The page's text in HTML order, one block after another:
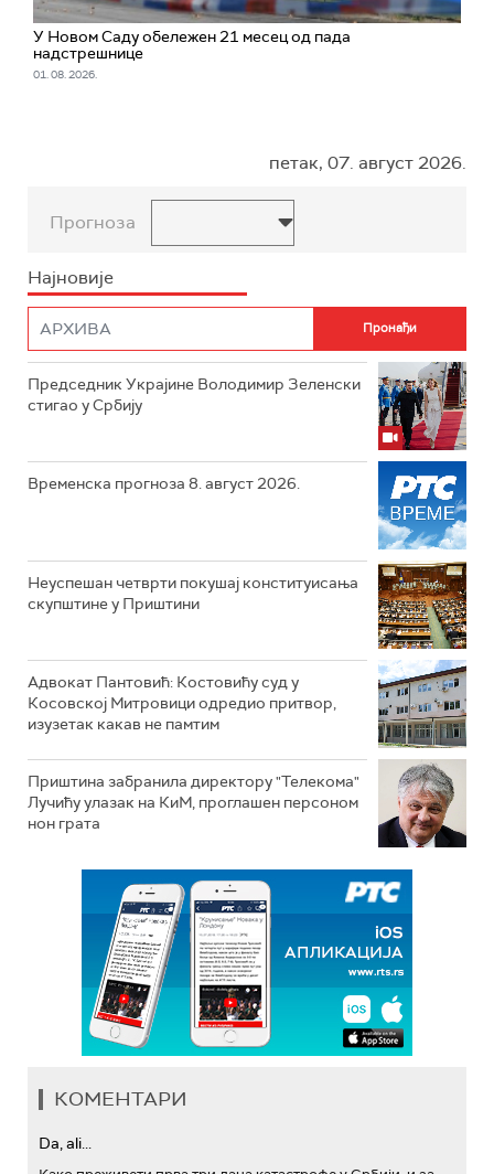
У Новом Саду обележен 21 месец од пада
надстрешнице
01. 08. 2026.
петак, 07. август 2026.
Прогноза
Најновије
Председник Украјине Володимир Зеленски
стигао у Србију
Временска прогноза 8. август 2026.
Неуспешан четврти покушај конституисања
скупштине у Приштини
Адвокат Пантовић: Костовићу суд у
Косовској Митровици одредио притвор,
изузетак какав не памтим
Приштина забранила директору "Телекома"
Лучићу улазак на КиМ, проглашен персоном
нон грата
КОМЕНТАРИ
Da, ali...